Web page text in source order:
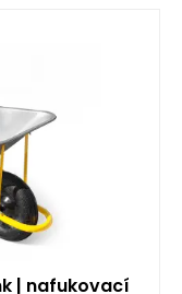
| nafukovací